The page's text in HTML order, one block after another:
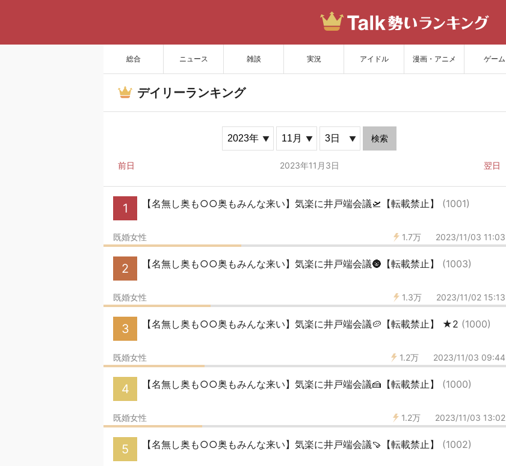
総合 ニュース 雑談 実況 アイドル 漫画・アニメ ゲーム
サイトを更新
デイリーランキング
検索
前日 2023年11月3日 翌日
1 【名無し奥も○○奥もみんな来い】気楽に井戸端会議🛫【転載禁止】 (1001)
1.7万 2023/11/03 11:03
既婚女性
2 【名無し奥も○○奥もみんな来い】気楽に井戸端会議🌚【転載禁止】 (1003)
1.3万 2023/11/02 15:13
既婚女性
3 【名無し奥も○○奥もみんな来い】気楽に井戸端会議🥔【転載禁止】 ★2 (1000)
1.2万 2023/11/03 09:44
既婚女性
4 【名無し奥も○○奥もみんな来い】気楽に井戸端会議🍰【転載禁止】 (1000)
1.2万 2023/11/03 13:02
既婚女性
5 【名無し奥も○○奥もみんな来い】気楽に井戸端会議🍠【転載禁止】 (1002)